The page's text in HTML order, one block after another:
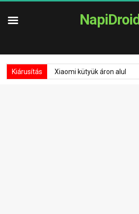
NapiDroid
Kiárusítás Xiaomi kütyük áron alul